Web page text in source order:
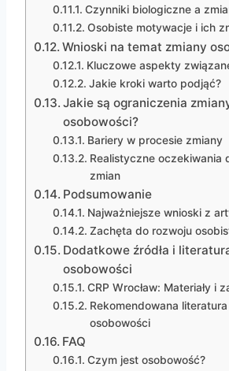
Czynniki biologiczne a
Osobiste motywacje i ich
Wnioski na temat zmiany
Kluczowe aspekty
Jakie kroki warto podjąć?
Jakie są ograniczenia
osobowości?
Bariery w procesie zmiany
Realistyczne oczekiwania
zmian
Podsumowanie
Najważniejsze wnioski z
Zachęta do rozwoju
Dodatkowe źródła i
osobowości
CRP Wrocław: Materiały i
Rekomendowana
osobowości
FAQ
Czym jest osobowość?